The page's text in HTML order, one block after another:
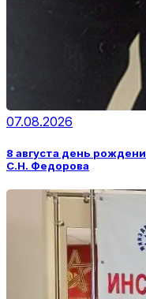
07.08.2026
8 августа день
С.Н. Федорова